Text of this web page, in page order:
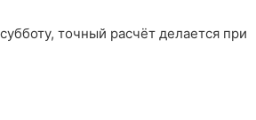
точный расчёт делается при